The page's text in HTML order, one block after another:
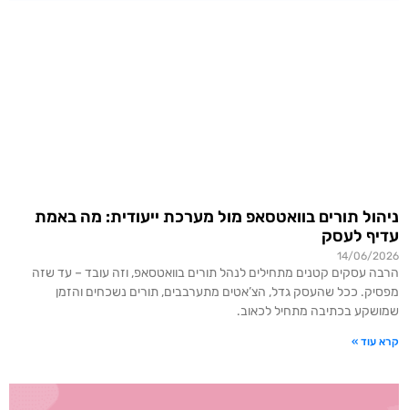
ניהול תורים בוואטסאפ מול מערכת ייעודית: מה באמת
עדיף לעסק
14/06/2026
הרבה עסקים קטנים מתחילים לנהל תורים בוואטסאפ, וזה עובד – עד שזה
מפסיק. ככל שהעסק גדל, הצ’אטים מתערבבים, תורים נשכחים והזמן
שמושקע בכתיבה מתחיל לכאוב.
קרא עוד »